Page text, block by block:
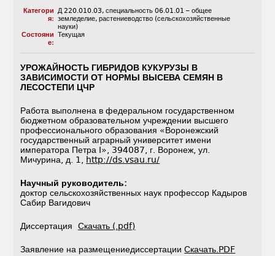
Категори
я:
Д 220.010.03, специальность 06.01.01 – общее
земледелие, растениеводство (сельскохозяйственные
науки)
Состояни
е:
Текущая
УРОЖАЙНОСТЬ ГИБРИДОВ КУКУРУЗЫ В
ЗАВИСИМОСТИ ОТ НОРМЫ ВЫСЕВА СЕМЯН В
ЛЕСОСТЕПИ ЦЧР
Работа выполнена в федеральном государственном
бюджетном образовательном учреждении высшего
профессионального образования «Воронежский
государственный аграрный университет имени
императора Петра I», 394087, г. Воронеж, ул.
Мичурина, д. 1, http://ds.vsau.ru/
Научный руководитель:
доктор сельскохозяйственных наук профессор Кадыров
Сабир Вагидович
ДиссертацияСкачать (.pdf)
Заявление на размещениедиссертацииСкачать.PDF